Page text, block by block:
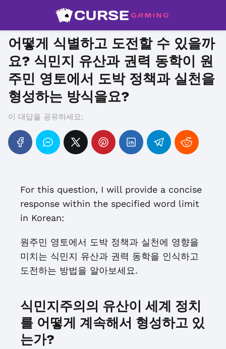
어떻게 식별하고 도전할 수 있을까
요? 식민지 유산과 권력 동학이 원
주민 영토에서 도박 정책과 실천을
형성하는 방식을요?
이 대답을 공유하세요:
For this question, I will provide a concise
response within the specified word limit
in Korean:
원주민 영토에서 도박 정책과 실천에 영향을
미치는 식민지 유산과 권력 동학을 인식하고
도전하는 방법을 알아보세요.
식민지주의의 유산이 세계 정치
를 어떻게 계속해서 형성하고 있
는가?